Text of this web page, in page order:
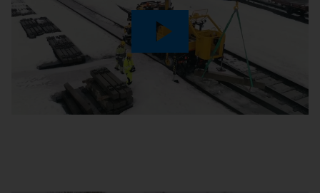
Play
Video